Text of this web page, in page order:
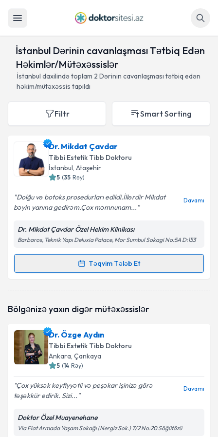
İstanbul Dərinin cavanlaşması Tətbiq Edən
Həkimlər/Mütəxəssislər
İstanbul daxilində toplam 2 Dərinin cavanlaşması tətbiq edən
həkim/mütəxəssis tapıldı
Filtr Smart Sorting
Dr. Mikdat Çavdar
Tibbi Estetik Tibb Doktoru
İstanbul, Ataşehir
5 (35 Rəy)
Dolğu və botoks prosedurları edildi.İllərdir Mikdat
bəyin yanına gedirəm.Çox məmnunam...
Davamı
Dr. Mikdat Çavdar Özel Hekim Klinikası
Barbaros, Teknik Yapı Deluxia Palace, Mor Sumbul Sokagi No:5A D:153
Təqvim Tələb Et
Randevu Təqvimi Tələbi
tələbi yaradın. Bu mütəxəssisdən randevu ala
məlumatlandırılacaqsınız.
E-poçt Ünvanınız
Şəxsi məlumatlarımın emal edilməsinə dair
məlumatlarımın göstərilən çərçivədə emal
edilməsinə razılıq verirəm.
Bölgənizə yaxın digər mütəxəssislər
Dr. Özge Aydın
Tibbi Estetik Tibb Doktoru
Ankara, Çankaya
5 (14 Rəy)
Çox yüksək keyfiyyətli və peşəkar işinizə görə
təşəkkür edirik. Sizi...
Davamı
Doktor Özel Muayenehane
Via Flat Armada Yaşam Sokağı (Nergiz Sok.) 7/2 No:20 Söğütözü